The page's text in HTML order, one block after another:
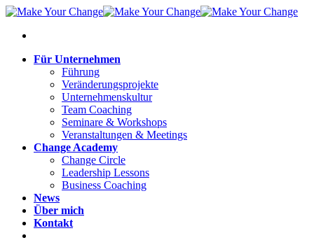
Für Unternehmen
Führung
Veränderungsprojekte
Unternehmenskultur
Team Coaching
Seminare & Workshops
Veranstaltungen & Meetings
Change Academy
Change Circle
Leadership Lessons
Business Coaching
News
Über mich
Kontakt